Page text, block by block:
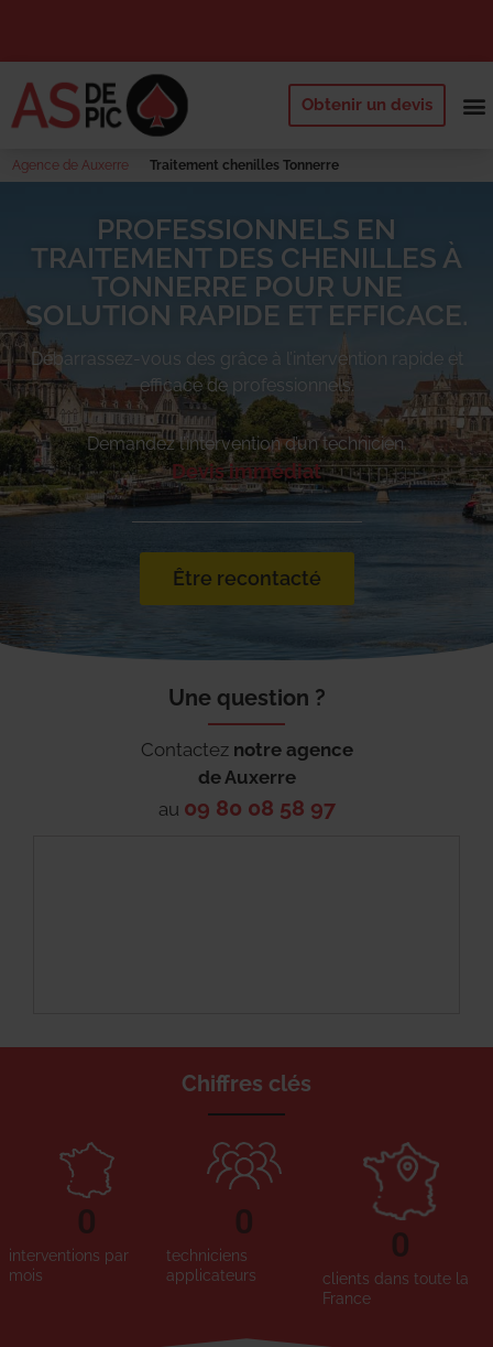
Obtenir un devis
Agence de Auxerre Traitement chenilles Tonnerre
PROFESSIONNELS EN
TRAITEMENT DES CHENILLES À
TONNERRE POUR UNE
SOLUTION RAPIDE ET EFFICACE.
Débarrassez-vous des grâce à l’intervention rapide et
efficace de professionnels.
Demandez l’intervention d’un technicien.
Devis immédiat
Être recontacté
Une question ?
Contactez notre agence
deAuxerre
au 09 80 08 58 97
Chiffres clés
interventions par
mois
0
techniciens
applicateurs
0
clients dans toute la
France
0